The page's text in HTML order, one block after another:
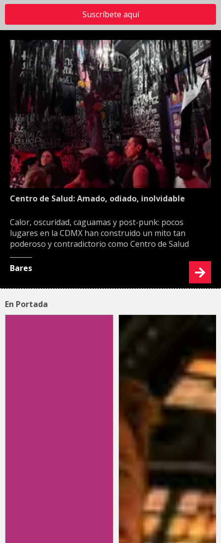
Suscríbete aquí
Centro de Salud: Amado, odiado, inolvidable
Calor, oscuridad, caguamas y post-punk: pocos
lugares en la CDMX han construido un mito tan
poderoso y contradictorio como Centro de Salud
Bares
En Portada